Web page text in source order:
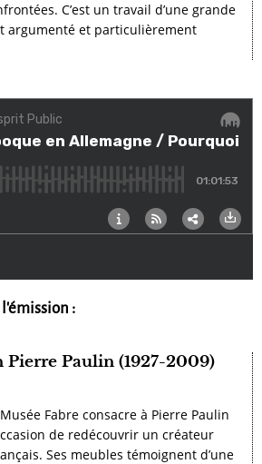
C’est un travail d’une grande
argumenté et particulièrement
l'émission :
Pierre Paulin (1927-2009)
Fabre consacre à Pierre Paulin
de redécouvrir un créateur
Ses meubles témoignent d’une